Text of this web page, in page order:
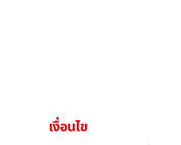
เงื่อนไข